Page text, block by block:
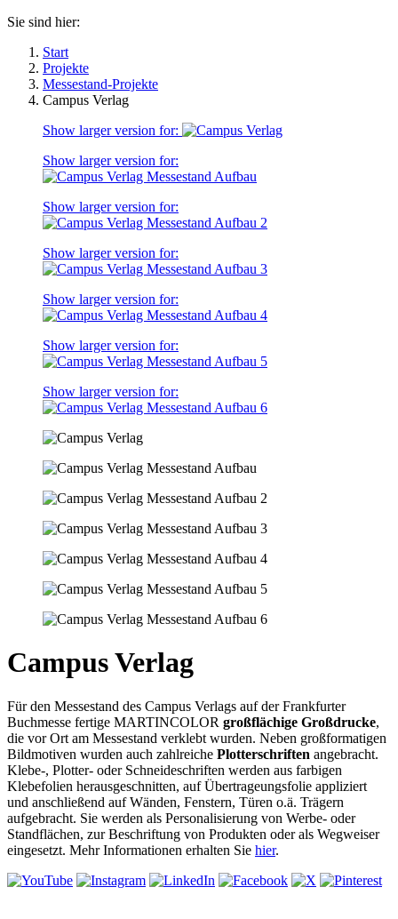
Sie sind hier:
Start
Projekte
Messestand-Projekte
Campus Verlag
Show larger version for:
Show larger version for:
Show larger version for:
Show larger version for:
Show larger version for:
Show larger version for:
Show larger version for:
Campus Verlag
Für den Messestand des Campus Verlags auf der Frankfurter
Buchmesse fertige MARTINCOLOR großflächige Großdrucke,
die vor Ort am Messestand verklebt wurden. Neben großformatigen
Bildmotiven wurden auch zahlreiche Plotterschriften angebracht.
Klebe-, Plotter- oder Schneideschriften werden aus farbigen
Klebefolien herausgeschnitten, auf Übertrageungsfolie appliziert
und anschließend auf Wänden, Fenstern, Türen o.ä. Trägern
aufgebracht. Sie werden als Personalisierung von Werbe- oder
Standflächen, zur Beschriftung von Produkten oder als Wegweiser
eingesetzt. Mehr Informationen erhalten Sie hier.